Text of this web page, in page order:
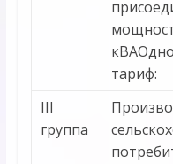
тариф:
III
группа